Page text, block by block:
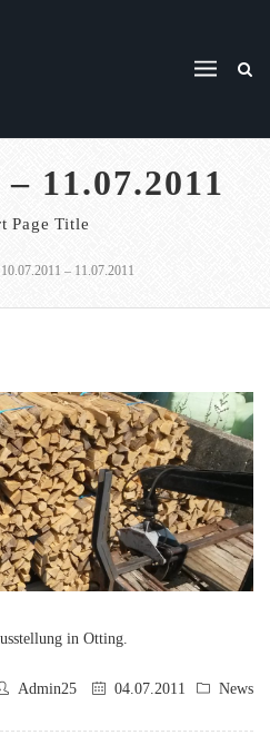
11.07.2011
Page Title
10.07.2011 – 11.07.2011
in Otting.
Admin25 04.07.2011 News